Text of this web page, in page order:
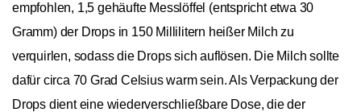
empfohlen, 1,5 gehäufte Messlöffel (entspricht etwa 30
Gramm) der Drops in 150 Millilitern heißer Milch zu
verquirlen, sodass die Drops sich auflösen. Die Milch sollte
dafür circa 70 Grad Celsius warm sein. Als Verpackung der
Drops dient eine wiederverschließbare Dose, die der